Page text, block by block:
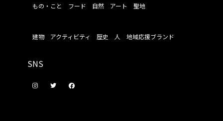
もの・こと フード 自然 アート 聖地
建物 アクティビティ 歴史 人 地域応援ブランド
SNS